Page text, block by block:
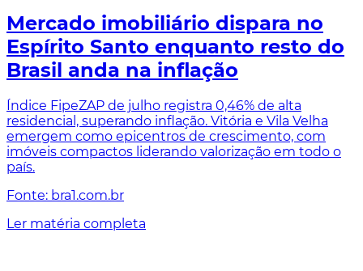
Mercado imobiliário dispara no
Espírito Santo enquanto resto do
Brasil anda na inflação
Índice FipeZAP de julho registra 0,46% de alta
residencial, superando inflação. Vitória e Vila Velha
emergem como epicentros de crescimento, com
imóveis compactos liderando valorização em todo o
país.
Fonte: bra1.com.br
Ler matéria completa